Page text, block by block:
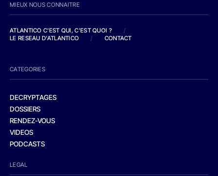
MIEUX NOUS CONNAITRE
ATLANTICO C'EST QUI, C'EST QUOI ?
/
LE RESEAU D'ATLANTICO
/ CONTACT
CATEGORIES
DECRYPTAGES
DOSSIERS
RENDEZ-VOUS
VIDEOS
PODCASTS
LEGAL